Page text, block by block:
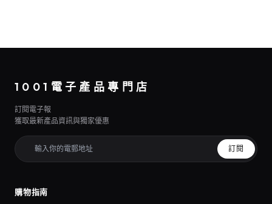
1001電子產品專門店
訂閱電子報
獲取最新產品資訊與獨家優惠
訂閱
購物指南